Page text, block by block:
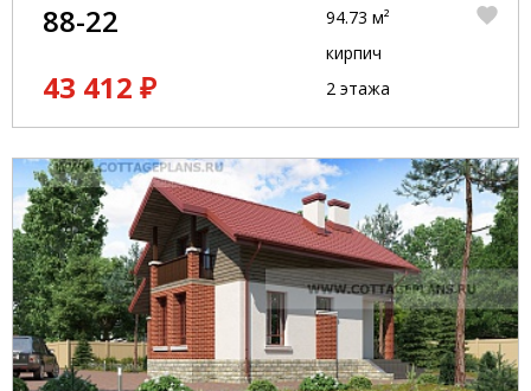
88-22
43 412 ₽
94.73 м²
кирпич
2 этажа